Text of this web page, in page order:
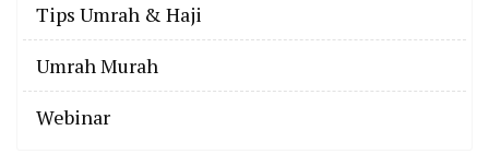
Tips Umrah & Haji
Umrah Murah
Webinar